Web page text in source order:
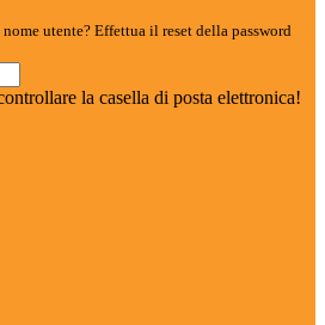
utente? Effettua il reset della password
la casella di posta elettronica!